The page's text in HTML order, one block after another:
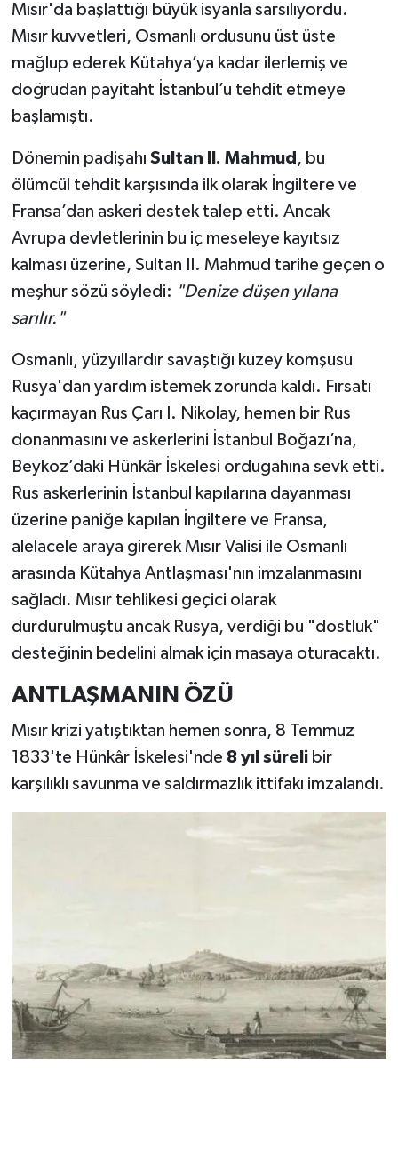
Mısır'da başlattığı büyük isyanla sarsılıyordu.
Mısır kuvvetleri, Osmanlı ordusunu üst üste
mağlup ederek Kütahya’ya kadar ilerlemiş ve
doğrudan payitaht İstanbul’u tehdit etmeye
başlamıştı.
Dönemin padişahı Sultan II. Mahmud , bu
ölümcül tehdit karşısında ilk olarak İngiltere ve
Fransa’dan askeri destek talep etti. Ancak
Avrupa devletlerinin bu iç meseleye kayıtsız
kalması üzerine, Sultan II. Mahmud tarihe geçen o
meşhur sözü söyledi: "Denize düşen yılana
sarılır."
Osmanlı, yüzyıllardır savaştığı kuzey komşusu
Rusya'dan yardım istemek zorunda kaldı. Fırsatı
kaçırmayan Rus Çarı I. Nikolay, hemen bir Rus
donanmasını ve askerlerini İstanbul Boğazı’na,
Beykoz’daki Hünkâr İskelesi ordugahına sevk etti.
Rus askerlerinin İstanbul kapılarına dayanması
üzerine paniğe kapılan İngiltere ve Fransa,
alelacele araya girerek Mısır Valisi ile Osmanlı
arasında Kütahya Antlaşması'nın imzalanmasını
sağladı. Mısır tehlikesi geçici olarak
durdurulmuştu ancak Rusya, verdiği bu "dostluk"
desteğinin bedelini almak için masaya oturacaktı.
ANTLAŞMANIN ÖZÜ
Mısır krizi yatıştıktan hemen sonra, 8 Temmuz
1833'te Hünkâr İskelesi'nde 8 yıl sürelibir
karşılıklı savunma ve saldırmazlık ittifakı imzalandı.